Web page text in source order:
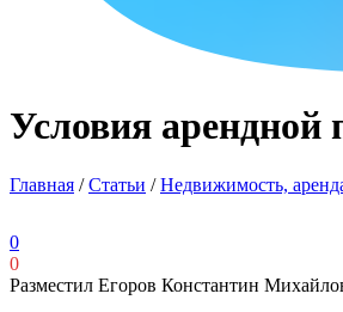
Условия арендной
Главная /Статьи /Недвижимость,
0
0
Разместил Егоров Константин